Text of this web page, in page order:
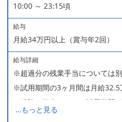
■慶弔休暇
■産休・育休（男性育休取得4名
率100％ ＊2023～2025年実績）
10:00 ～ 23:15頃
給与
月給34万円以上（賞与年2回）
給与詳細
※超過分の残業手当については別
※試用期間の3ヶ月間は月給32.5
経験・能力により、試用期間
す。
...もっと見る